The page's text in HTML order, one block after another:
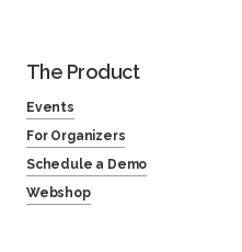
The Product
Events
For Organizers
Schedule a Demo
Webshop